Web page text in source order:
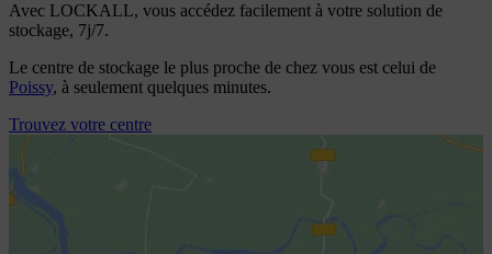
Avec LOCKALL, vous accédez facilement à votre solution de
stockage, 7j/7.
Le centre de stockage le plus proche de chez vous est celui de
Poissy, à seulement quelques minutes.
Trouvez votre centre